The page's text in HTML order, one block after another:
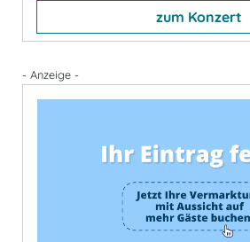
zum Konzert
- Anzeige -